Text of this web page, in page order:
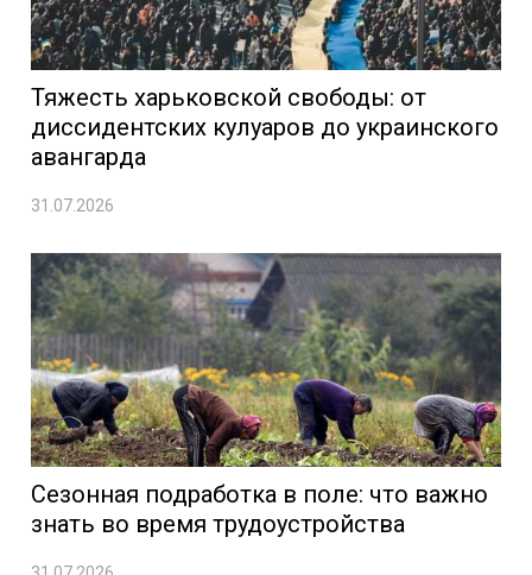
Тяжесть харьковской свободы: от
диссидентских кулуаров до украинского
авангарда
31.07.2026
Сезонная подработка в поле: что важно
знать во время трудоустройства